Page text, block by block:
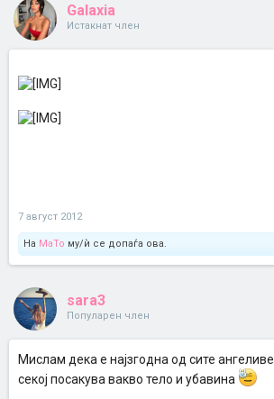
Galaxia
Истакнат член
7 август 2012
На MaTo му/ѝ се допаѓа ова.
sara3
Популарен член
Мислам дека е најзгодна од сите ангеливе
секој посакува вакво тело и убавина